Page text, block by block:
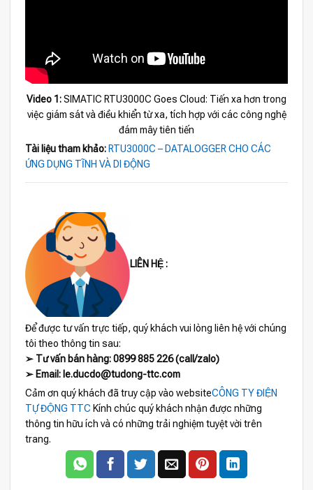
Video 1:SIMATIC RTU3000C Goes Cloud: Tiến xa hơn trong
việc giám sát và điều khiển từ xa, tích hợp với các công nghệ
đám mây tiên tiến
Tài liệu tham khảo: RTU3000C – DATALOGGER CHO CÁC
ỨNG DỤNG TĨNH VÀ DI ĐỘNG
LIÊN HỆ :
Để được tư vấn trực tiếp, quý khách vui lòng liên hệ với chúng
tôi theo thông tin sau:
➢ Tư vấn bán hàng: 0899 885 226 (call/zalo)
➢ Email: le.ducdo@tudong-ttc.com
Cảm ơn quý khách đã truy cập vào websiteCÔNG TY ĐIỆN
TỰ ĐỘNG TTC Kính chúc quý khách nhận được những
thông tin hữu ích và có những trải nghiệm tuyệt vời trên
trang.